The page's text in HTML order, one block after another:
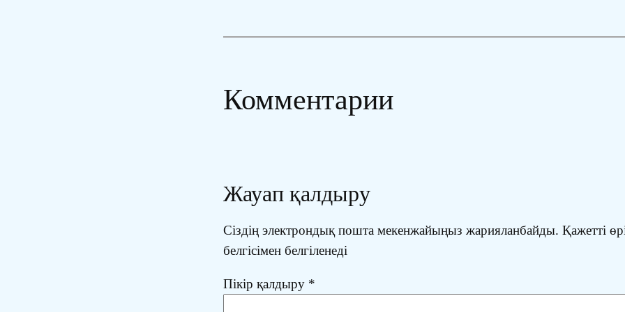
Комментарии
Жауап қалдыру
Сіздің электрондық пошта мекенжайыңыз жарияланбайды. Қажетті
белгісімен белгіленеді
Пікір қалдыру *